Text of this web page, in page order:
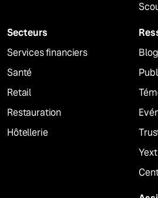
Secteurs
Services financiers
Santé
Retail
Restauration
Hôtellerie
Blog